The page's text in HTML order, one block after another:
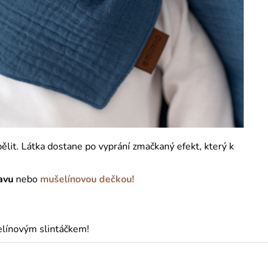
Látka dostane po vyprání zmačkaný efekt, který k
nebo mušelínovou dečkou!
slintáčkem!